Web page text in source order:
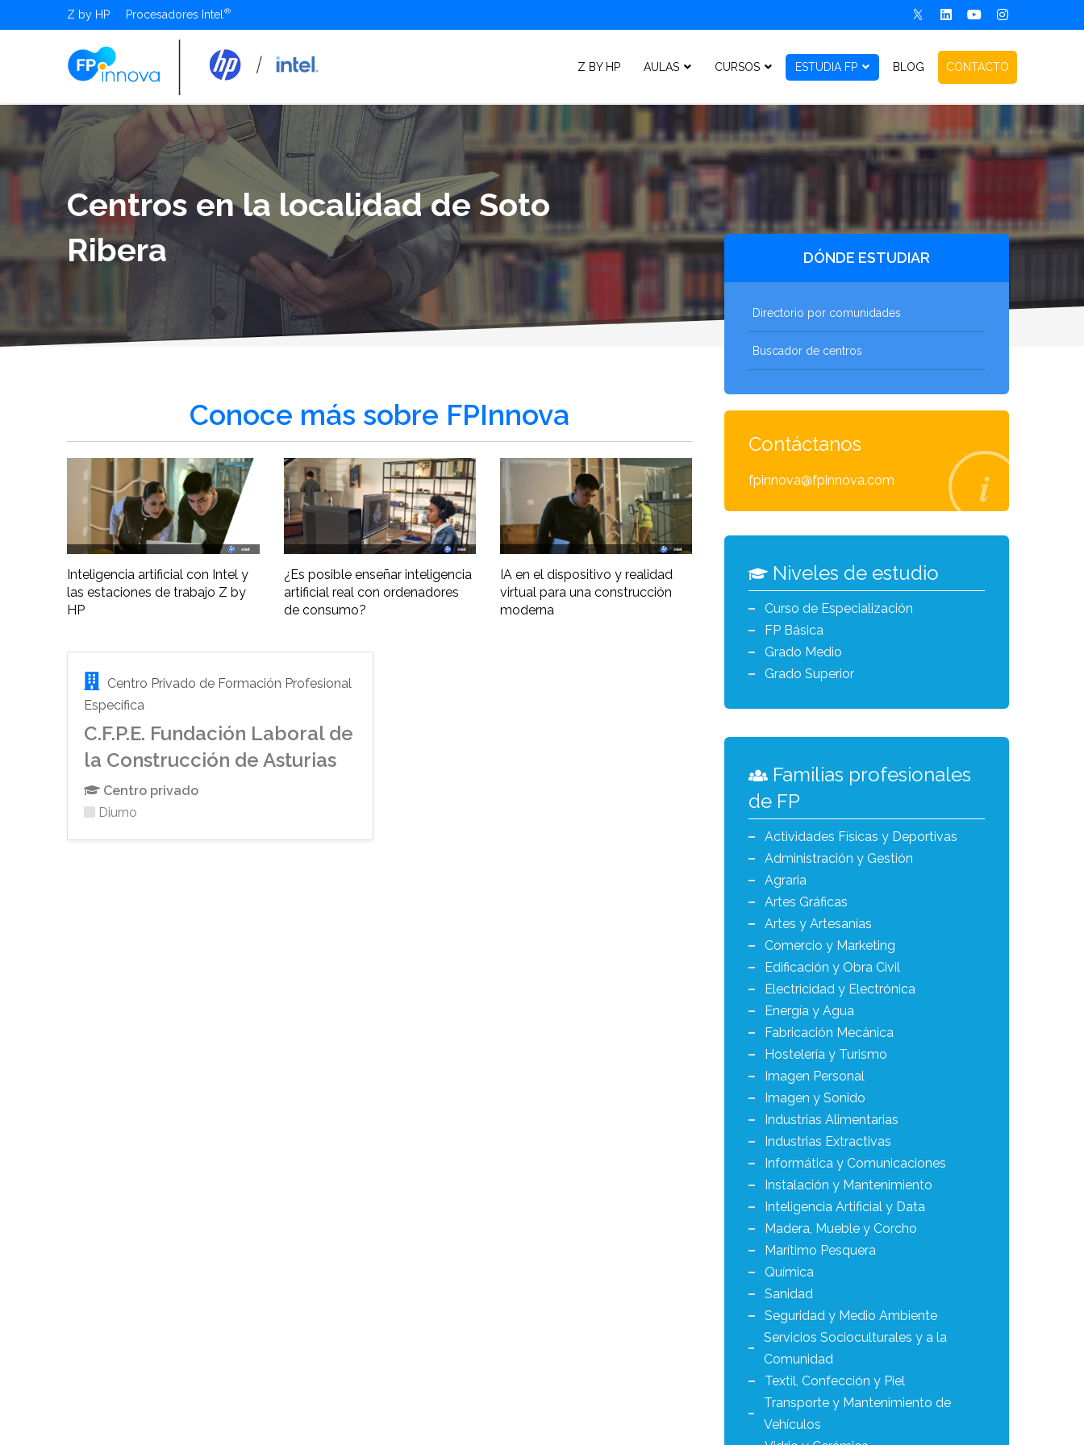
Z by HP Procesadores Intel
Z BY HP AULAS CURSOS ESTUDIA FP BLOG CONTACTO
Centros en la localidad de Soto
Ribera
Conoce más sobre FPInnova
Inteligencia artificial con Intel y
las estaciones de trabajo Z by
HP
¿Es posible enseñar inteligencia
artificial real con ordenadores
de consumo?
IA en el dispositivo y realidad
virtual para una construcción
moderna
Centro Privado de Formación Profesional
Específica
C.F.P.E. Fundación Laboral de
la Construcción de Asturias
Centro privado
Diurno
DÓNDE ESTUDIAR
Directorio por comunidades
Buscador de centros
Contáctanos
fpinnova@fpinnova.com
Niveles de estudio
Curso de Especialización
FP Básica
Grado Medio
Grado Superior
Familias profesionales
de FP
Actividades Físicas y Deportivas
Administración y Gestión
Agraria
Artes Gráficas
Artes y Artesanías
Comercio y Marketing
Edificación y Obra Civil
Electricidad y Electrónica
Energía y Agua
Fabricación Mecánica
Hostelería y Turismo
Imagen Personal
Imagen y Sonido
Industrias Alimentarias
Industrias Extractivas
Informática y Comunicaciones
Instalación y Mantenimiento
Inteligencia Artificial y Data
Madera, Mueble y Corcho
Marítimo Pesquera
Química
Sanidad
Seguridad y Medio Ambiente
Servicios Socioculturales y a la
Comunidad
Textil, Confección y Piel
Transporte y Mantenimiento de
Vehículos